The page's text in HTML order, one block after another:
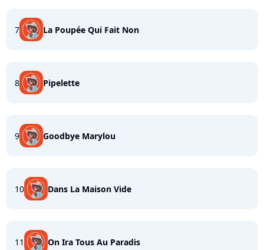
7 La Poupée Qui Fait Non
8 Pipelette
9 Goodbye Marylou
10 Dans La Maison Vide
11 On Ira Tous Au Paradis